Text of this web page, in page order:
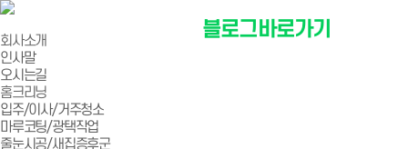
블로그바로가기
회사소개
인사말
오시는길
홈크리닝
입주/이사/거주청소
마루코팅/광택작업
줄눈시공/새집증후군